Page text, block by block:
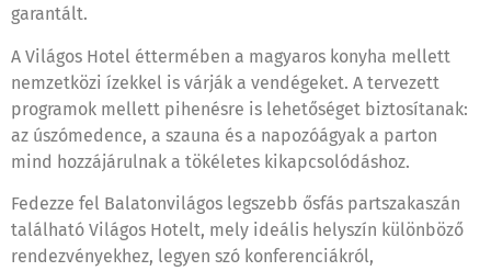
garantált.
A Világos Hotel éttermében a magyaros konyha mellett
nemzetközi ízekkel is várják a vendégeket. A tervezett
programok mellett pihenésre is lehetőséget biztosítanak:
az úszómedence, a szauna és a napozóágyak a parton
mind hozzájárulnak a tökéletes kikapcsolódáshoz.
Fedezze fel Balatonvilágos legszebb ősfás partszakaszán
található Világos Hotelt, mely ideális helyszín különböző
rendezvényekhez, legyen szó konferenciákról,